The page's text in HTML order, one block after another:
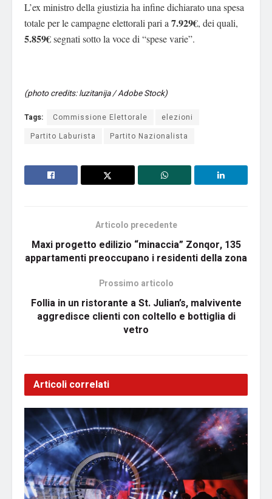
L’ex ministro della giustizia ha infine dichiarato una spesa
totale per le campagne elettorali pari a 7.929€, dei quali,
5.859€segnati sotto la voce di “spese varie”.
(photo credits: luzitanija / Adobe Stock)
Tags: Commissione Elettorale
elezioni
Partito Laburista
Partito Nazionalista
Articolo precedente
Maxi progetto edilizio “minaccia” Zonqor, 135
appartamenti preoccupano i residenti della zona
Prossimo articolo
Follia in un ristorante a St. Julian’s, malvivente
aggredisce clienti con coltello e bottiglia di
vetro
Articoli correlati